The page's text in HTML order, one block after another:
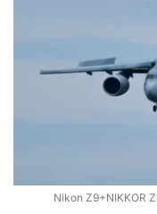
Nikon Z9+NIKKOR